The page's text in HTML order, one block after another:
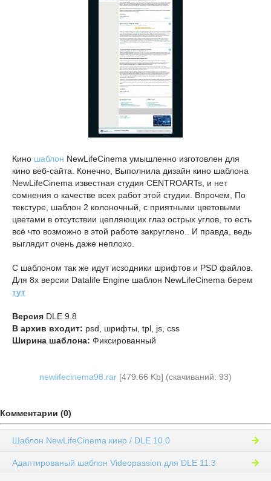
Кино шаблон NewLifeCinema умышленно изготовлен для
кино веб-сайта. Конечно, Выполнила дизайн кино шаблона
NewLifeCinema известная студия CENTROARTs, и нет
сомнения о качестве всех работ этой студии. Впрочем, По
текстуре, шаблон 2 колоночный, с приятными цветовыми
цветами в отсутствии цепляющих глаз острых углов, то есть
всё что возможно в этой работе закруглено.. И правда, ведь
выглядит очень даже неплохо.
С шаблоном так же идут исзодники шрифтов и PSD файлов.
Для 8x версии Datalife Engine шаблон NewLifeCinema берем
тут
Версия DLE 9.8
В архив входит: psd, шрифты, tpl, js, css
Ширина шаблона: Фиксированный
newlifecinema98.rar [479.66 Kb] (cкачиваний: 93)
Комментарии (0)
Шаблон NewLifeCinema кино / DLE 10.0
Адаптированый шаблон Videopassion для DLE 11.3